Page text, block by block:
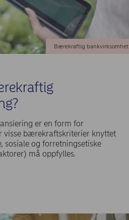
Bærekraftig bankvirksomhet
er en form for
visse bærekraftskriterier knyttet
sosiale og forretningsetiske
må oppfylles.